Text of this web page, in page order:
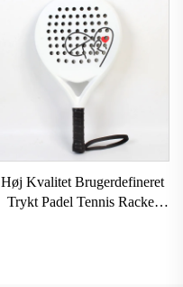
Høj Kvalitet Brugerdefineret
Trykt Padel Tennis Racket